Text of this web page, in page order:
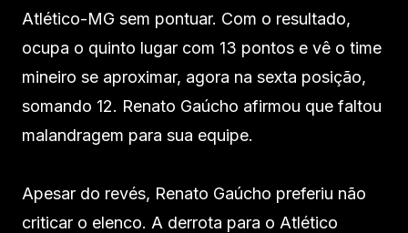
Atlético-MG sem pontuar. Com o resultado,
ocupa o quinto lugar com 13 pontos e vê o time
mineiro se aproximar, agora na sexta posição,
somando 12. Renato Gaúcho afirmou que faltou
malandragem para sua equipe.
Apesar do revés, Renato Gaúcho preferiu não
criticar o elenco. A derrota para o Atlético